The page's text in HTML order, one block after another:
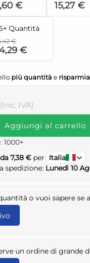
€ 15,27 €
Quantità
€
€
più quantità e risparmia
IVA)
Aggiungi al carrello
1000+
7,38 € per
Italia
spedizione: Lunedì 10
o vuoi sapere se
un ordine di grande